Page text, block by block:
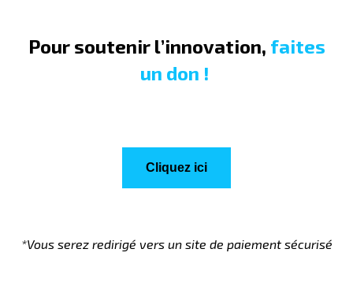
Pour soutenir l’innovation, faites
un don !
Cliquez ici
*Vous serez redirigé vers un site de paiement sécurisé